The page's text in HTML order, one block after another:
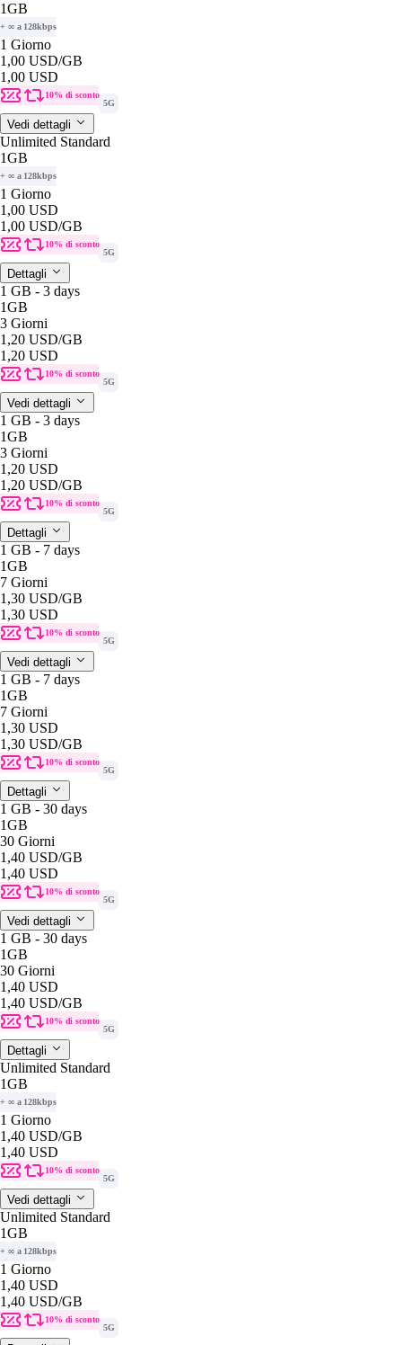
1GB
+ ∞ a 128kbps
1 Giorno
1,00 USD/GB
1,00 USD
10% di sconto
5G
Vedi dettagli
Unlimited Standard
1GB
+ ∞ a 128kbps
1 Giorno
1,00 USD
1,00 USD/GB
10% di sconto
5G
Dettagli
1 GB - 3 days
1GB
3 Giorni
1,20 USD/GB
1,20 USD
10% di sconto
5G
Vedi dettagli
1 GB - 3 days
1GB
3 Giorni
1,20 USD
1,20 USD/GB
10% di sconto
5G
Dettagli
1 GB - 7 days
1GB
7 Giorni
1,30 USD/GB
1,30 USD
10% di sconto
5G
Vedi dettagli
1 GB - 7 days
1GB
7 Giorni
1,30 USD
1,30 USD/GB
10% di sconto
5G
Dettagli
1 GB - 30 days
1GB
30 Giorni
1,40 USD/GB
1,40 USD
10% di sconto
5G
Vedi dettagli
1 GB - 30 days
1GB
30 Giorni
1,40 USD
1,40 USD/GB
10% di sconto
5G
Dettagli
Unlimited Standard
1GB
+ ∞ a 128kbps
1 Giorno
1,40 USD/GB
1,40 USD
10% di sconto
5G
Vedi dettagli
Unlimited Standard
1GB
+ ∞ a 128kbps
1 Giorno
1,40 USD
1,40 USD/GB
10% di sconto
5G